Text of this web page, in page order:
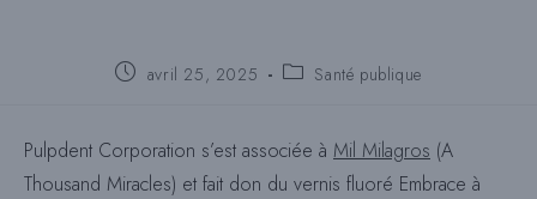
Posteavril 25, 2025
Catégorie
Santé publique
Pulpdent Corporation s’est associée à Mil Milagros (A
Thousand Miracles) et fait don du vernis fluoré Embrace à